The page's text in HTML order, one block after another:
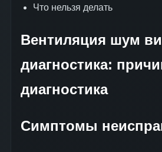
Что нельзя делать
Вентиляция шум
диагностика:
диагностика
Симптомы